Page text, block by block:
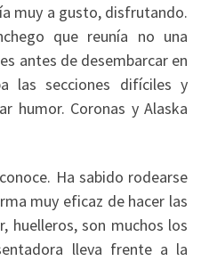
muy a gusto, disfrutando.
que reunía no una
antes de desembarcar en
las secciones difíciles y
humor. Coronas y Alaska
Ha sabido rodearse
muy eficaz de hacer las
huelleros, son muchos los
lleva frente a la